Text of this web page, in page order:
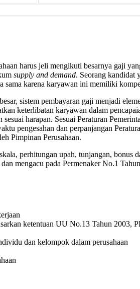
harus jeli mengikuti besarnya gaji
supply and demand. Seorang kandidat
karena karyawan ini memiliki
sistem pembayaran gaji menjadi
keterlibatan karyawan dalam
harapan. Sesuai Peraturan
pengesahan dan perpanjangan
Pimpinan Perusahaan.
perhitungan upah, tunjangan,
mengacu pada Permenaker No.1
ketentuan UU No.13 Tahun
dan kelompok dalam perusahaan